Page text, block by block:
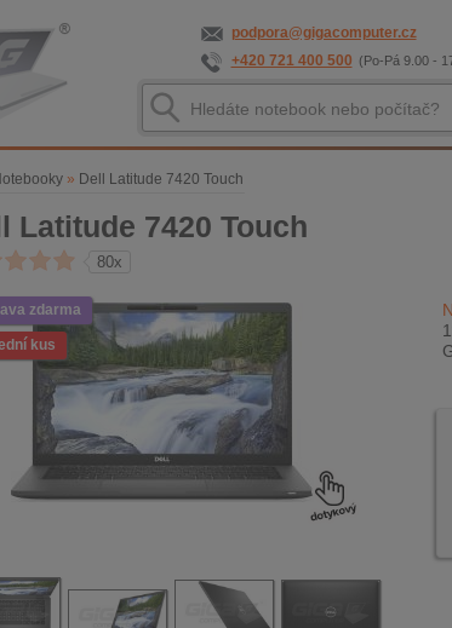
podpora@gigacomputer.cz
+420 721 400 500 (Po-Pá 9.00 -
» Dell Latitude 7420 Touch
Latitude 7420 Touch
80x
zdarma
kus